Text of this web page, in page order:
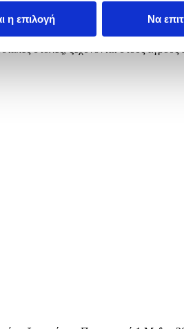
η επιλογή Να
ξημερώσει, Παρασκευή 1 Μαΐου
στολές, ξεχύνονται στους